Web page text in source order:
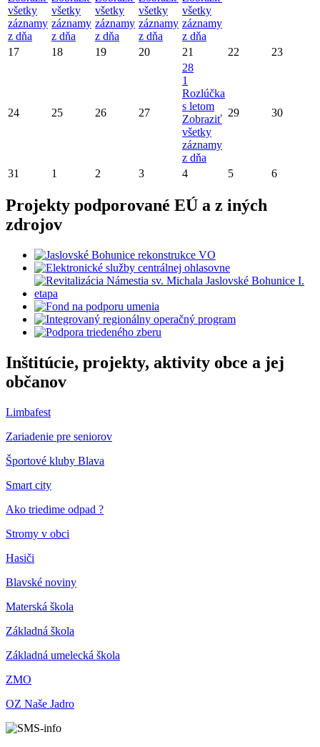
všetky
záznamy
z dňa
všetky
záznamy
z dňa
všetky
záznamy
z dňa
všetky
záznamy
z dňa
všetky
záznamy
z dňa
17 18 19 20 21 22 23
24 25 26 27
28
1
Rozlúčka
s letom
Zobraziť
všetky
záznamy
z dňa
29 30
31 1 2 3 4 5 6
Projekty podporované EÚ a z iných
zdrojov
Inštitúcie, projekty, aktivity obce a jej
občanov
Limbafest
Zariadenie pre seniorov
Športové kluby Blava
Smart city
Ako triedime odpad ?
Stromy v obci
Hasiči
Blavské noviny
Materská škola
Základná škola
Základná umelecká škola
ZMO
OZ Naše Jadro